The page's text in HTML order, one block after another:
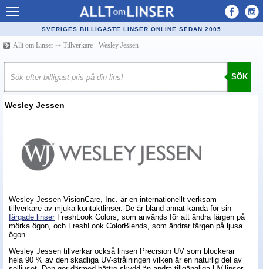
Allt om Linser
Billiga kontaktlinser
Köpa linser på nätet
Populära linser
Linsvätska
Synfel
Glasögon
Tillverkare - linser
Linstillbehör
SVERIGES BILLIGASTE LINSER ONLINE SEDAN 2005
Allt om Linser ⤏ Tillverkare - Wesley Jessen
SÖK
Wesley Jessen
Wesley Jessen VisionCare, Inc. är en internationellt verksam
tillverkare av mjuka kontaktlinser. De är bland annat kända för sin
färgade linserFreshLook Colors, som används för att ändra färgen på
mörka ögon, och FreshLook ColorBlends, som ändrar färgen på ljusa
ögon.
Wesley Jessen tillverkar också linsen Precision UV som blockerar
hela 90 % av den skadliga UV-strålningen vilken är en naturlig del av